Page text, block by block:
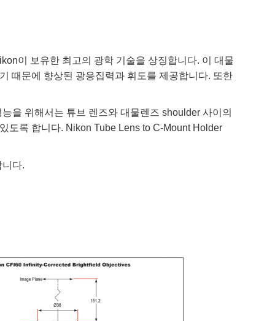
이 보유한 최고의 광학 기술을 상징합니다. 이 대물
때문에 향상된 광응집력과 휘도를 제공합니다. 또한
을 위해서는 튜브 렌즈와 대물렌즈 shoulder 사이의
도록 합니다. Nikon Tube Lens to C-Mount Holder
다.